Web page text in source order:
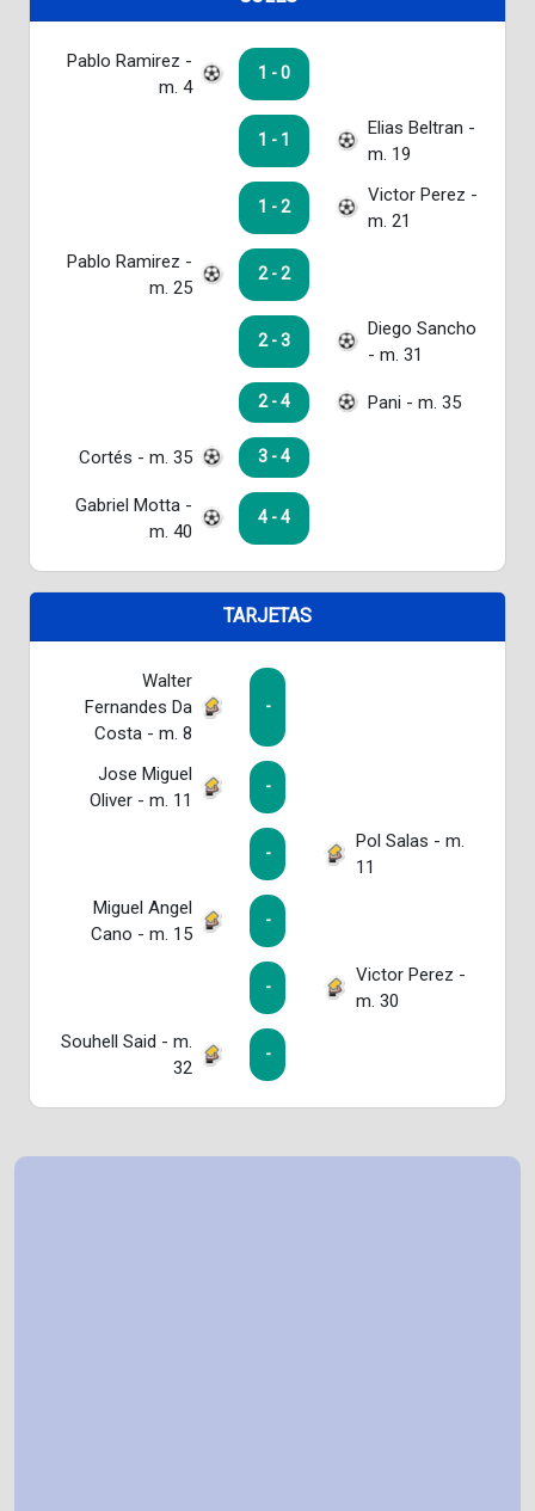
Pablo Ramirez -
m. 4
1 - 0
1 - 1
Elias Beltran -
m. 19
1 - 2
Victor Perez -
m. 21
Pablo Ramirez -
m. 25
2 - 2
2 - 3
Diego Sancho
- m. 31
2 - 4 Pani - m. 35
Cortés - m. 35 3 - 4
Gabriel Motta -
m. 40
4 - 4
TARJETAS
Walter
Fernandes Da
Costa - m. 8
-
Jose Miguel
Oliver - m. 11
-
-
Pol Salas - m.
11
Miguel Angel
Cano - m. 15
-
-
Victor Perez -
m. 30
Souhell Said - m.
32
-